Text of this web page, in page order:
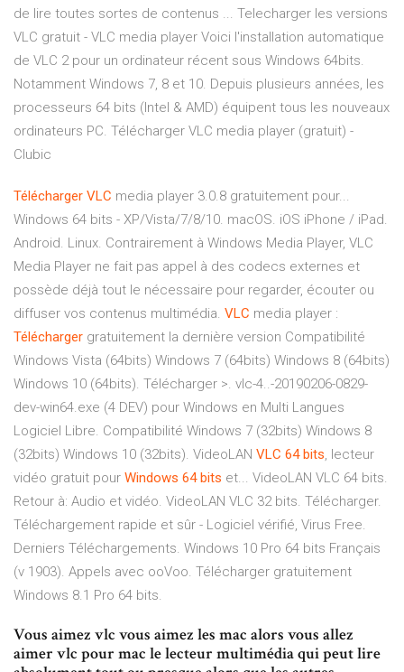
de lire toutes sortes de contenus ... Telecharger les versions
VLC gratuit - VLC media player Voici l'installation automatique
de VLC 2 pour un ordinateur récent sous Windows 64bits.
Notamment Windows 7, 8 et 10. Depuis plusieurs années, les
processeurs 64 bits (Intel & AMD) équipent tous les nouveaux
ordinateurs PC. Télécharger VLC media player (gratuit) -
Clubic
Télécharger VLC media player 3.0.8 gratuitement pour...
Windows 64 bits - XP/Vista/7/8/10. macOS. iOS iPhone / iPad.
Android. Linux. Contrairement à Windows Media Player, VLC
Media Player ne fait pas appel à des codecs externes et
possède déjà tout le nécessaire pour regarder, écouter ou
diffuser vos contenus multimédia. VLC media player :
Télécharger gratuitement la dernière version Compatibilité
Windows Vista (64bits) Windows 7 (64bits) Windows 8 (64bits)
Windows 10 (64bits). Télécharger >. vlc-4..-20190206-0829-
dev-win64.exe (4 DEV) pour Windows en Multi Langues
Logiciel Libre. Compatibilité Windows 7 (32bits) Windows 8
(32bits) Windows 10 (32bits). VideoLAN VLC 64 bits, lecteur
vidéo gratuit pour Windows 64 bits et... VideoLAN VLC 64 bits.
Retour à: Audio et vidéo. VideoLAN VLC 32 bits. Télécharger.
Téléchargement rapide et sûr - Logiciel vérifié, Virus Free.
Derniers Téléchargements. Windows 10 Pro 64 bits Français
(v 1903). Appels avec ooVoo. Télécharger gratuitement
Windows 8.1 Pro 64 bits.
Vous aimez vlc vous aimez les mac alors vous allez
aimer vlc pour mac le lecteur multimédia qui peut lire